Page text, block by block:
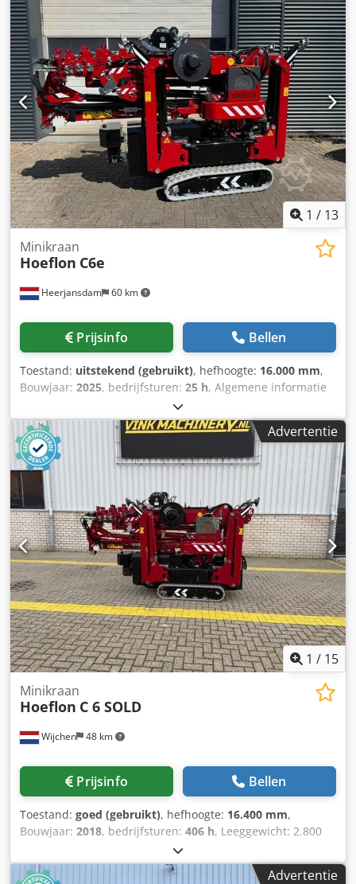
1 / 13
Heerjansdam 60 km
Minikraan
Hoeflon C6e
Prijsinfo Bellen
Toestand: uitstekend (gebruikt), hefhoogte: 16.000 mm,
Bouwjaar: 2025, bedrijfsturen: 25 h, Algemene informatie
Toepassing: bouw Gewichten Ledig gewicht: 2.850 kg
Functioneel Mastlengte: 1.600 cm Bovenarm lengte: 6 m
Hefcapaciteit: 3.000 kg CE-markering: ja Onderhoud,
historie en staat Aantal eigenaren: 1 Technische staat: zeer
goed Optische staat: zeer goed Aanvullende informatie
Staat voorbanden: 100 Staat achterbanden: 100
Dcedpezrrykefx Aqijk Maximale draagkracht aan het einde
van de giek: 250 kg Haakhoogte horizontale giek: 1300 cm
Emissieklasse: Stage VI / Tier VI Laatste keuring: 2026-06-06
Aanvullende informatie Neem contact op met Martyn
Joosse voor meer informatie. = Verdere opties en
accessoires = - Onderbodemschilden
Advertentie
1 / 15
Wijchen 48 km
Minikraan
Hoeflon C 6 SOLD
Prijsinfo Bellen
Toestand: goed (gebruikt), hefhoogte: 16.400 mm,
Bouwjaar: 2018, bedrijfsturen: 406 h, Leeggewicht: 2.800
kg Motormerk: Yanmar Hefcapaciteit: 3.150 kg CE-
markering: ja Technische staat: goed Optische staat: goed
Advertentie